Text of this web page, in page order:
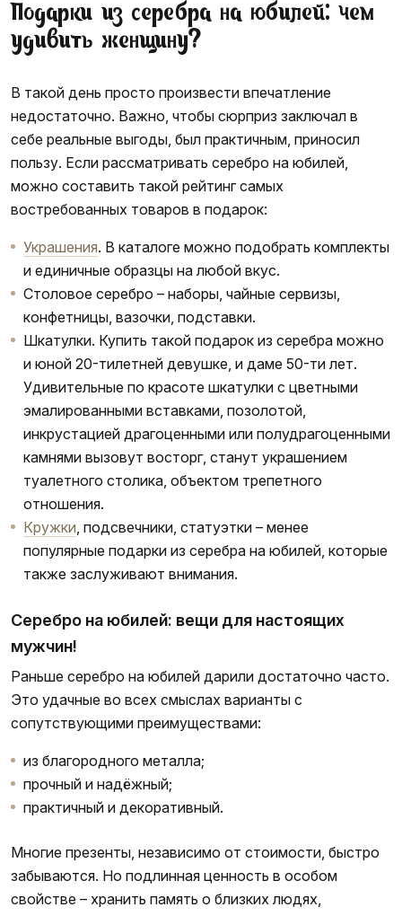
Подарки из серебра на юбилей: чем
удивить женщину?
В такой день просто произвести впечатление
недостаточно. Важно, чтобы сюрприз заключал в
себе реальные выгоды, был практичным, приносил
пользу. Если рассматривать серебро на юбилей,
можно составить такой рейтинг самых
востребованных товаров в подарок:
Украшения. В каталоге можно подобрать комплекты
и единичные образцы на любой вкус.
Столовое серебро – наборы, чайные сервизы,
конфетницы, вазочки, подставки.
Шкатулки. Купить такой подарок из серебра можно
и юной 20-тилетней девушке, и даме 50-ти лет.
Удивительные по красоте шкатулки с цветными
эмалированными вставками, позолотой,
инкрустацией драгоценными или полудрагоценными
камнями вызовут восторг, станут украшением
туалетного столика, объектом трепетного
отношения.
Кружки , подсвечники, статуэтки – менее
популярные подарки из серебра на юбилей, которые
также заслуживают внимания.
Серебро на юбилей: вещи для настоящих
мужчин!
Раньше серебро на юбилей дарили достаточно часто.
Это удачные во всех смыслах варианты с
сопутствующими преимуществами:
из благородного металла;
прочный и надёжный;
практичный и декоративный.
Многие презенты, независимо от стоимости, быстро
забываются. Но подлинная ценность в особом
свойстве – хранить память о близких людях,